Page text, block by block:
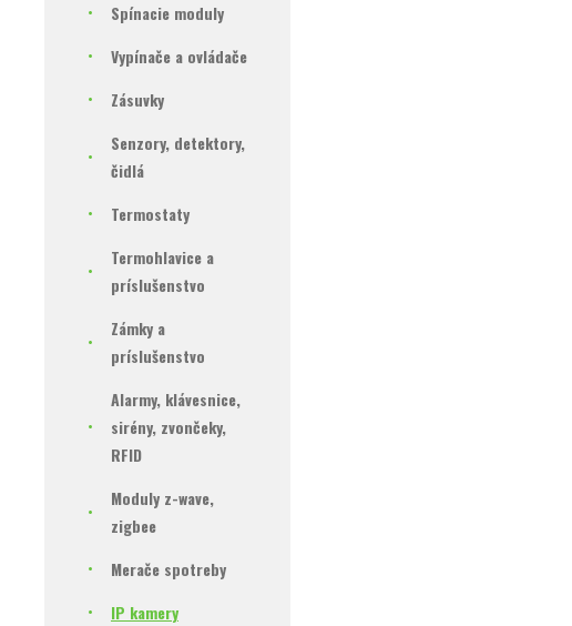
Spínacie moduly
Vypínače a ovládače
Zásuvky
Senzory, detektory,
čidlá
Termostaty
Termohlavice a
príslušenstvo
Zámky a
príslušenstvo
Alarmy, klávesnice,
sirény, zvončeky,
RFID
Moduly z-wave,
zigbee
Merače spotreby
IP kamery